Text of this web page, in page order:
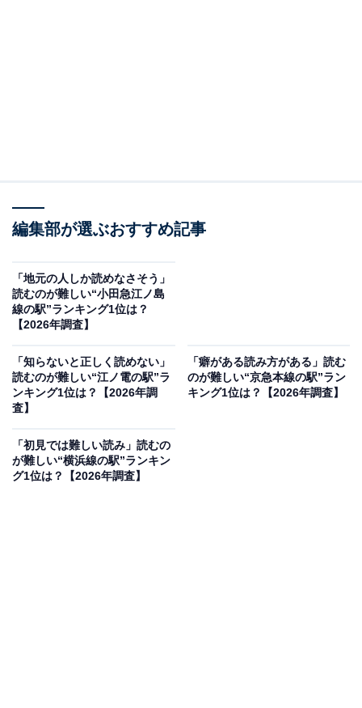
編集部が選ぶおすすめ記事
「地元の人しか読めなさそう」
読むのが難しい“小田急江ノ島
線の駅”ランキング1位は？
【2026年調査】
「知らないと正しく読めない」
読むのが難しい“江ノ電の駅”ラ
ンキング1位は？【2026年調
査】
「癖がある読み方がある」読む
のが難しい“京急本線の駅”ラン
キング1位は？【2026年調査】
「初見では難しい読み」読むの
が難しい“横浜線の駅”ランキン
グ1位は？【2026年調査】